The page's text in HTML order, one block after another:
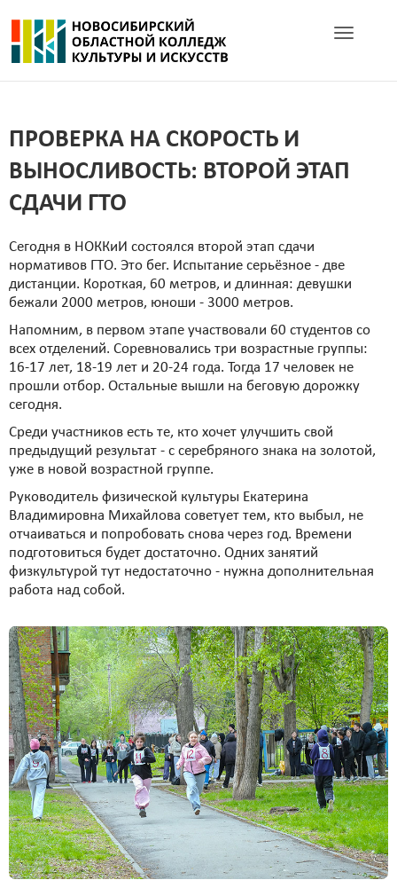
Toggle
ПРОВЕРКА НА СКОРОСТЬ И
ВЫНОСЛИВОСТЬ: ВТОРОЙ ЭТАП
СДАЧИ ГТО
Сегодня в НОККиИ состоялся второй этап сдачи
нормативов ГТО. Это бег. Испытание серьёзное - две
дистанции. Короткая, 60 метров, и длинная: девушки
бежали 2000 метров, юноши - 3000 метров.
Напомним, в первом этапе участвовали 60 студентов со
всех отделений. Соревновались три возрастные группы:
16-17 лет, 18-19 лет и 20-24 года. Тогда 17 человек не
прошли отбор. Остальные вышли на беговую дорожку
сегодня.
Среди участников есть те, кто хочет улучшить свой
предыдущий результат - с серебряного знака на золотой,
уже в новой возрастной группе.
Руководитель физической культуры Екатерина
Владимировна Михайлова советует тем, кто выбыл, не
отчаиваться и попробовать снова через год. Времени
подготовиться будет достаточно. Одних занятий
физкультурой тут недостаточно - нужна дополнительная
работа над собой.